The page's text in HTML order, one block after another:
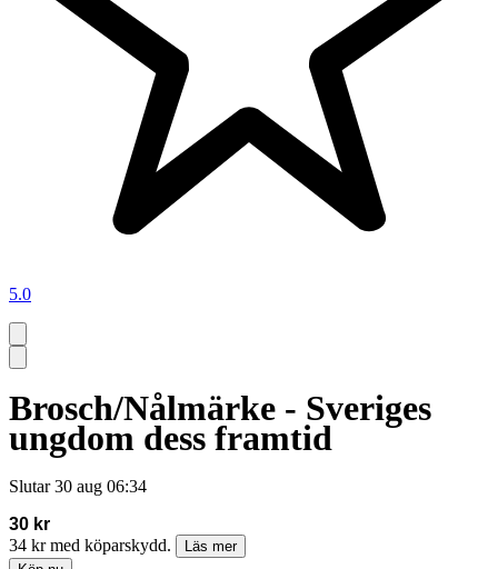
5.0
Brosch/Nålmärke - Sveriges
ungdom dess framtid
Slutar 30 aug 06:34
30 kr
34 kr med köparskydd.
Läs mer